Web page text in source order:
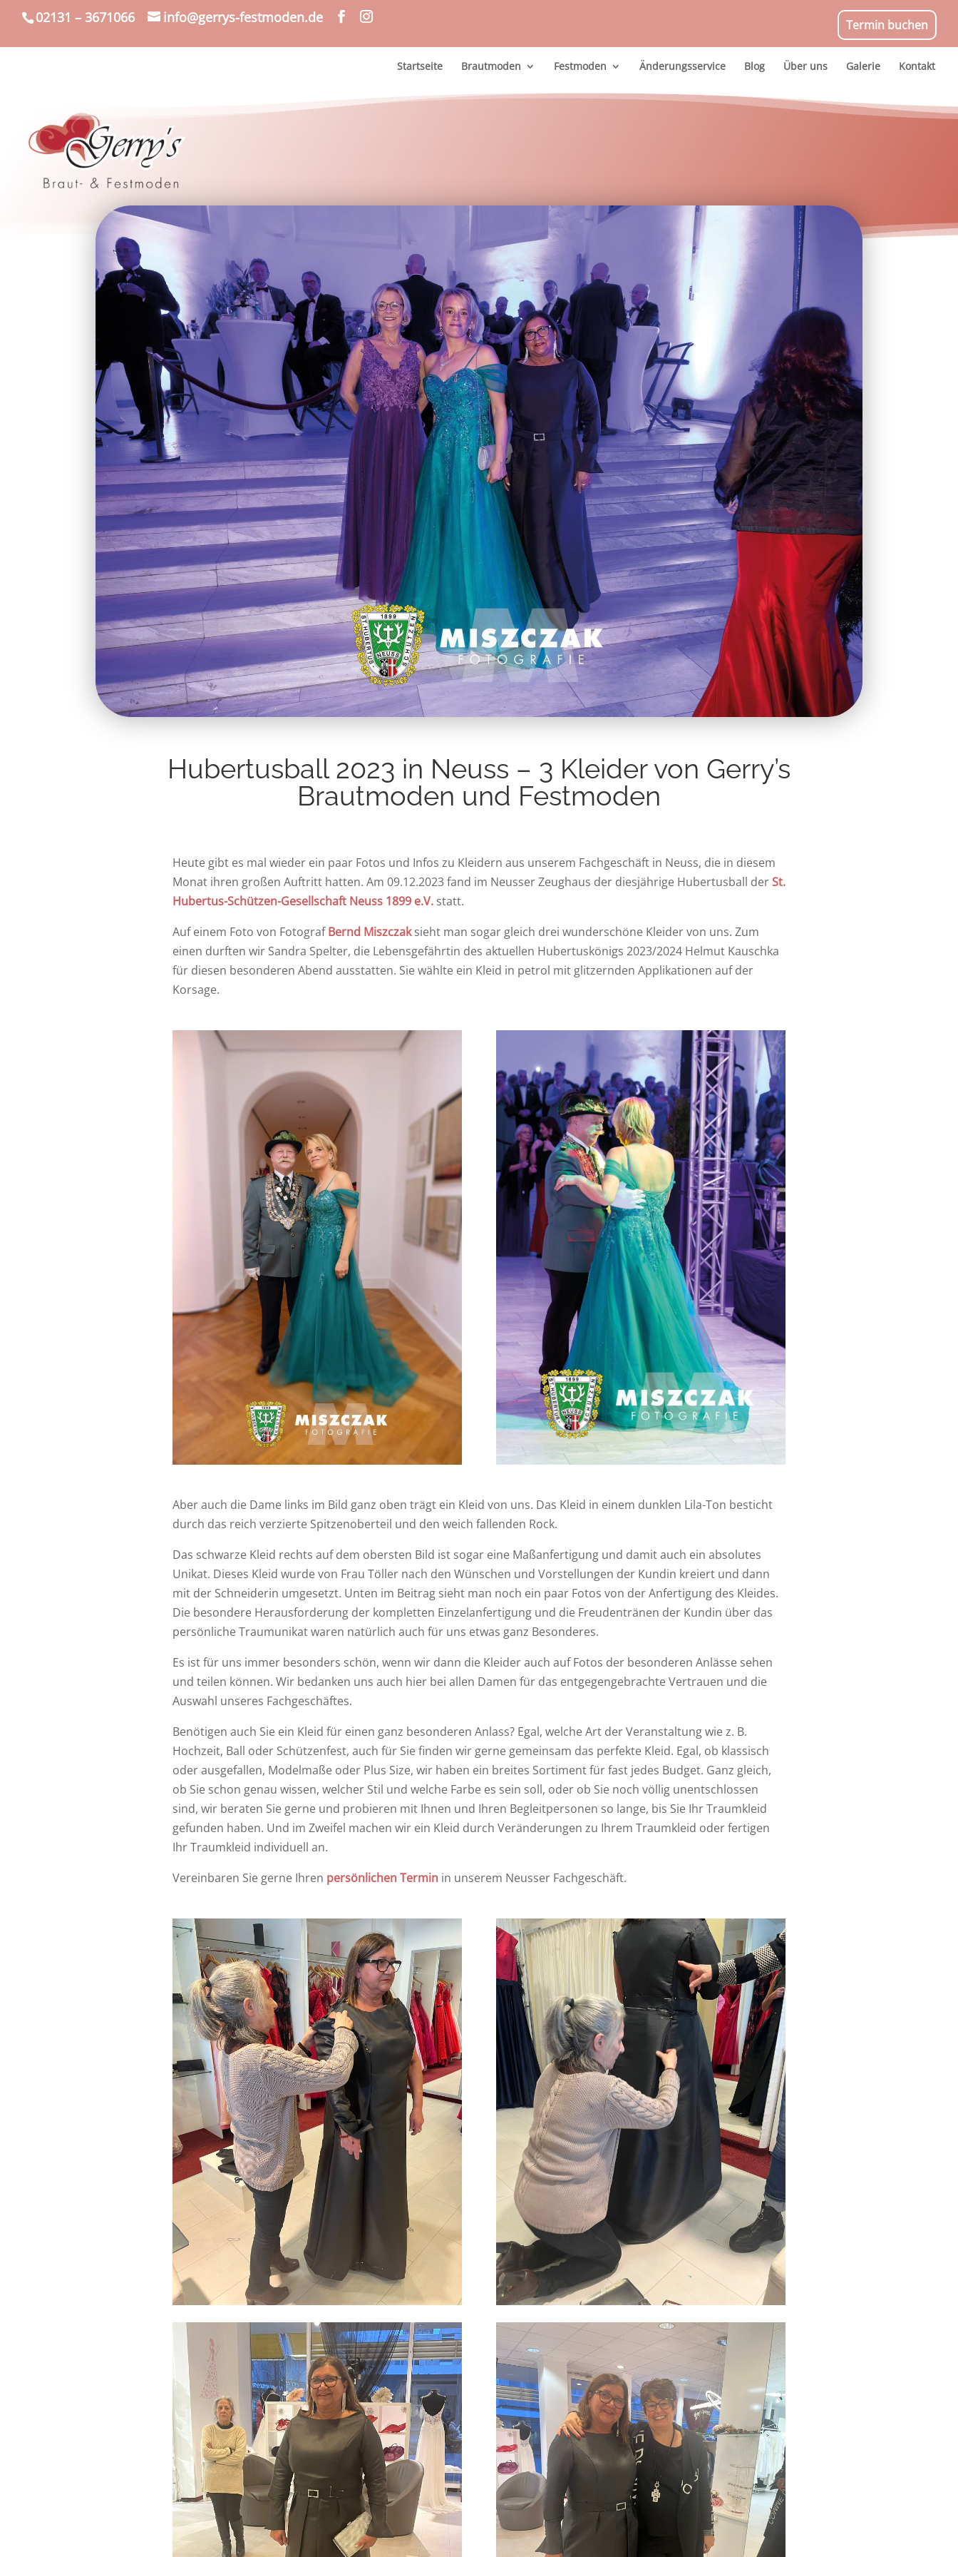
02131 – 3671066 info@gerrys-festmoden.de Termin buchen
Startseite Brautmoden Festmoden Änderungsservice Blog Über uns Galerie Kontakt
Hubertusball 2023 in Neuss – 3 Kleider von Gerry’s
Brautmoden und Festmoden
Heute gibt es mal wieder ein paar Fotos und Infos zu Kleidern aus unserem Fachgeschäft in Neuss, die in diesem
Monat ihren großen Auftritt hatten. Am 09.12.2023 fand im Neusser Zeughaus der diesjährige Hubertusball derSt.
Hubertus-Schützen-Gesellschaft Neuss 1899 e.V.statt.
Auf einem Foto von FotografBernd Miszczak sieht man sogar gleich drei wunderschöne Kleider von uns. Zum
einen durften wir Sandra Spelter, die Lebensgefährtin des aktuellen Hubertuskönigs 2023/2024 Helmut Kauschka
für diesen besonderen Abend ausstatten. Sie wählte ein Kleid in petrol mit glitzernden Applikationen auf der
Korsage.
Aber auch die Dame links im Bild ganz oben trägt ein Kleid von uns. Das Kleid in einem dunklen Lila-Ton besticht
durch das reich verzierte Spitzenoberteil und den weich fallenden Rock.
Das schwarze Kleid rechts auf dem obersten Bild ist sogar eine Maßanfertigung und damit auch ein absolutes
Unikat. Dieses Kleid wurde von Frau Töller nach den Wünschen und Vorstellungen der Kundin kreiert und dann
mit der Schneiderin umgesetzt. Unten im Beitrag sieht man noch ein paar Fotos von der Anfertigung des Kleides.
Die besondere Herausforderung der kompletten Einzelanfertigung und die Freudentränen der Kundin über das
persönliche Traumunikat waren natürlich auch für uns etwas ganz Besonderes.
Es ist für uns immer besonders schön, wenn wir dann die Kleider auch auf Fotos der besonderen Anlässe sehen
und teilen können. Wir bedanken uns auch hier bei allen Damen für das entgegengebrachte Vertrauen und die
Auswahl unseres Fachgeschäftes.
Benötigen auch Sie ein Kleid für einen ganz besonderen Anlass? Egal, welche Art der Veranstaltung wie z. B.
Hochzeit, Ball oder Schützenfest, auch für Sie finden wir gerne gemeinsam das perfekte Kleid. Egal, ob klassisch
oder ausgefallen, Modelmaße oder Plus Size, wir haben ein breites Sortiment für fast jedes Budget. Ganz gleich,
ob Sie schon genau wissen, welcher Stil und welche Farbe es sein soll, oder ob Sie noch völlig unentschlossen
sind, wir beraten Sie gerne und probieren mit Ihnen und Ihren Begleitpersonen so lange, bis Sie Ihr Traumkleid
gefunden haben. Und im Zweifel machen wir ein Kleid durch Veränderungen zu Ihrem Traumkleid oder fertigen
Ihr Traumkleid individuell an.
Vereinbaren Sie gerne Ihren persönlichen Terminin unserem Neusser Fachgeschäft.